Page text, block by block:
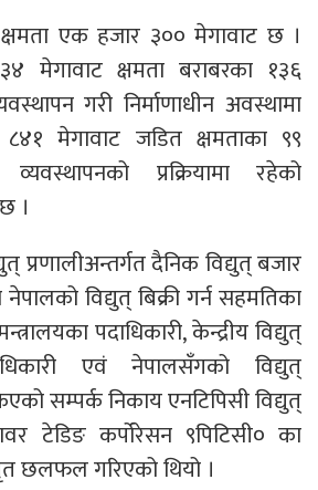
एक हजार ३०० मेगावाट छ ।
मेगावाट क्षमता बराबरका १३६
गरी निर्माणाधीन अवस्थामा
मेगावाट जडित क्षमताका ९९
प्रक्रियामा रहेको
।
प्रणालीअन्तर्गत दैनिक विद्युत् बजार
विद्युत् बिक्री गर्न सहमतिका
पदाधिकारी, केन्द्रीय विद्युत्
एवं नेपालसँगको विद्युत्
सम्पर्क निकाय एनटिपिसी विद्युत्
टेडिङ कर्पोरेसन ९पिटिसी० का
छलफल गरिएको थियो ।